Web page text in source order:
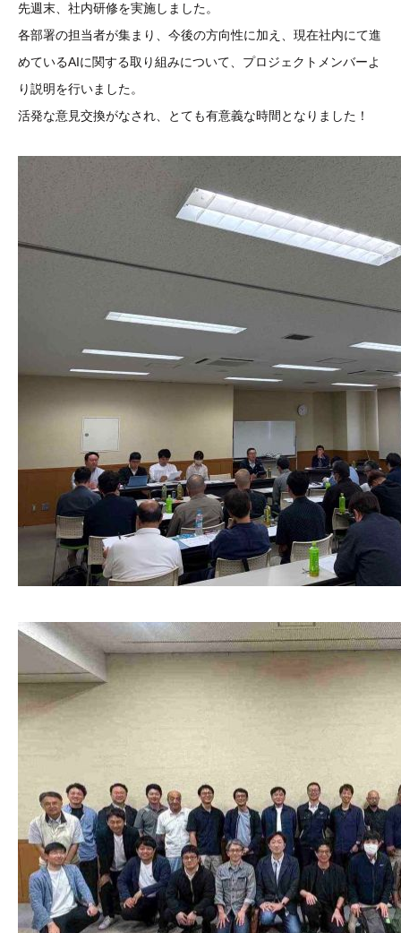
先週末、社内研修を実施しました。
各部署の担当者が集まり、今後の方向性に加え、現在社内にて進
めているAIに関する取り組みについて、プロジェクトメンバーよ
り説明を行いました。
活発な意見交換がなされ、とても有意義な時間となりました！